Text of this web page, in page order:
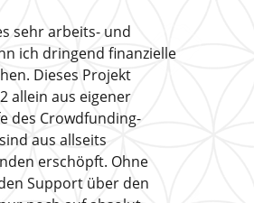
sehr arbeits- und
ich dringend finanzielle
Dieses Projekt
allein aus eigener
des Crowdfunding-
aus allseits
erschöpft. Ohne
Support über den